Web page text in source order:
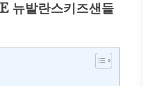
뉴발란스키즈샌들